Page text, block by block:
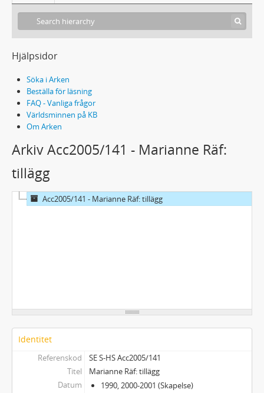
Hjälpsidor
Söka i Arken
Beställa för läsning
FAQ - Vanliga frågor
Världsminnen på KB
Om Arken
Arkiv Acc2005/141 - Marianne Räf:
tillägg
Acc2005/141 - Marianne Räf: tillägg
Identitet
Referenskod
SE S-HS Acc2005/141
Titel
Marianne Räf: tillägg
Datum
1990, 2000-2001 (Skapelse)